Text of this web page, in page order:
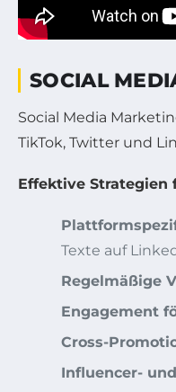
SOCIAL
Social Media
TikTok, Twitter und
Effektive Strategien
Texte auf
Regelmäßige
Engagement
Cross-
Influencer-